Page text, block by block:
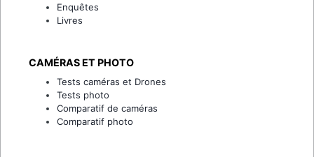
Enquêtes
Livres
CAMÉRAS ET PHOTO
Tests caméras et Drones
Tests photo
Comparatif de caméras
Comparatif photo